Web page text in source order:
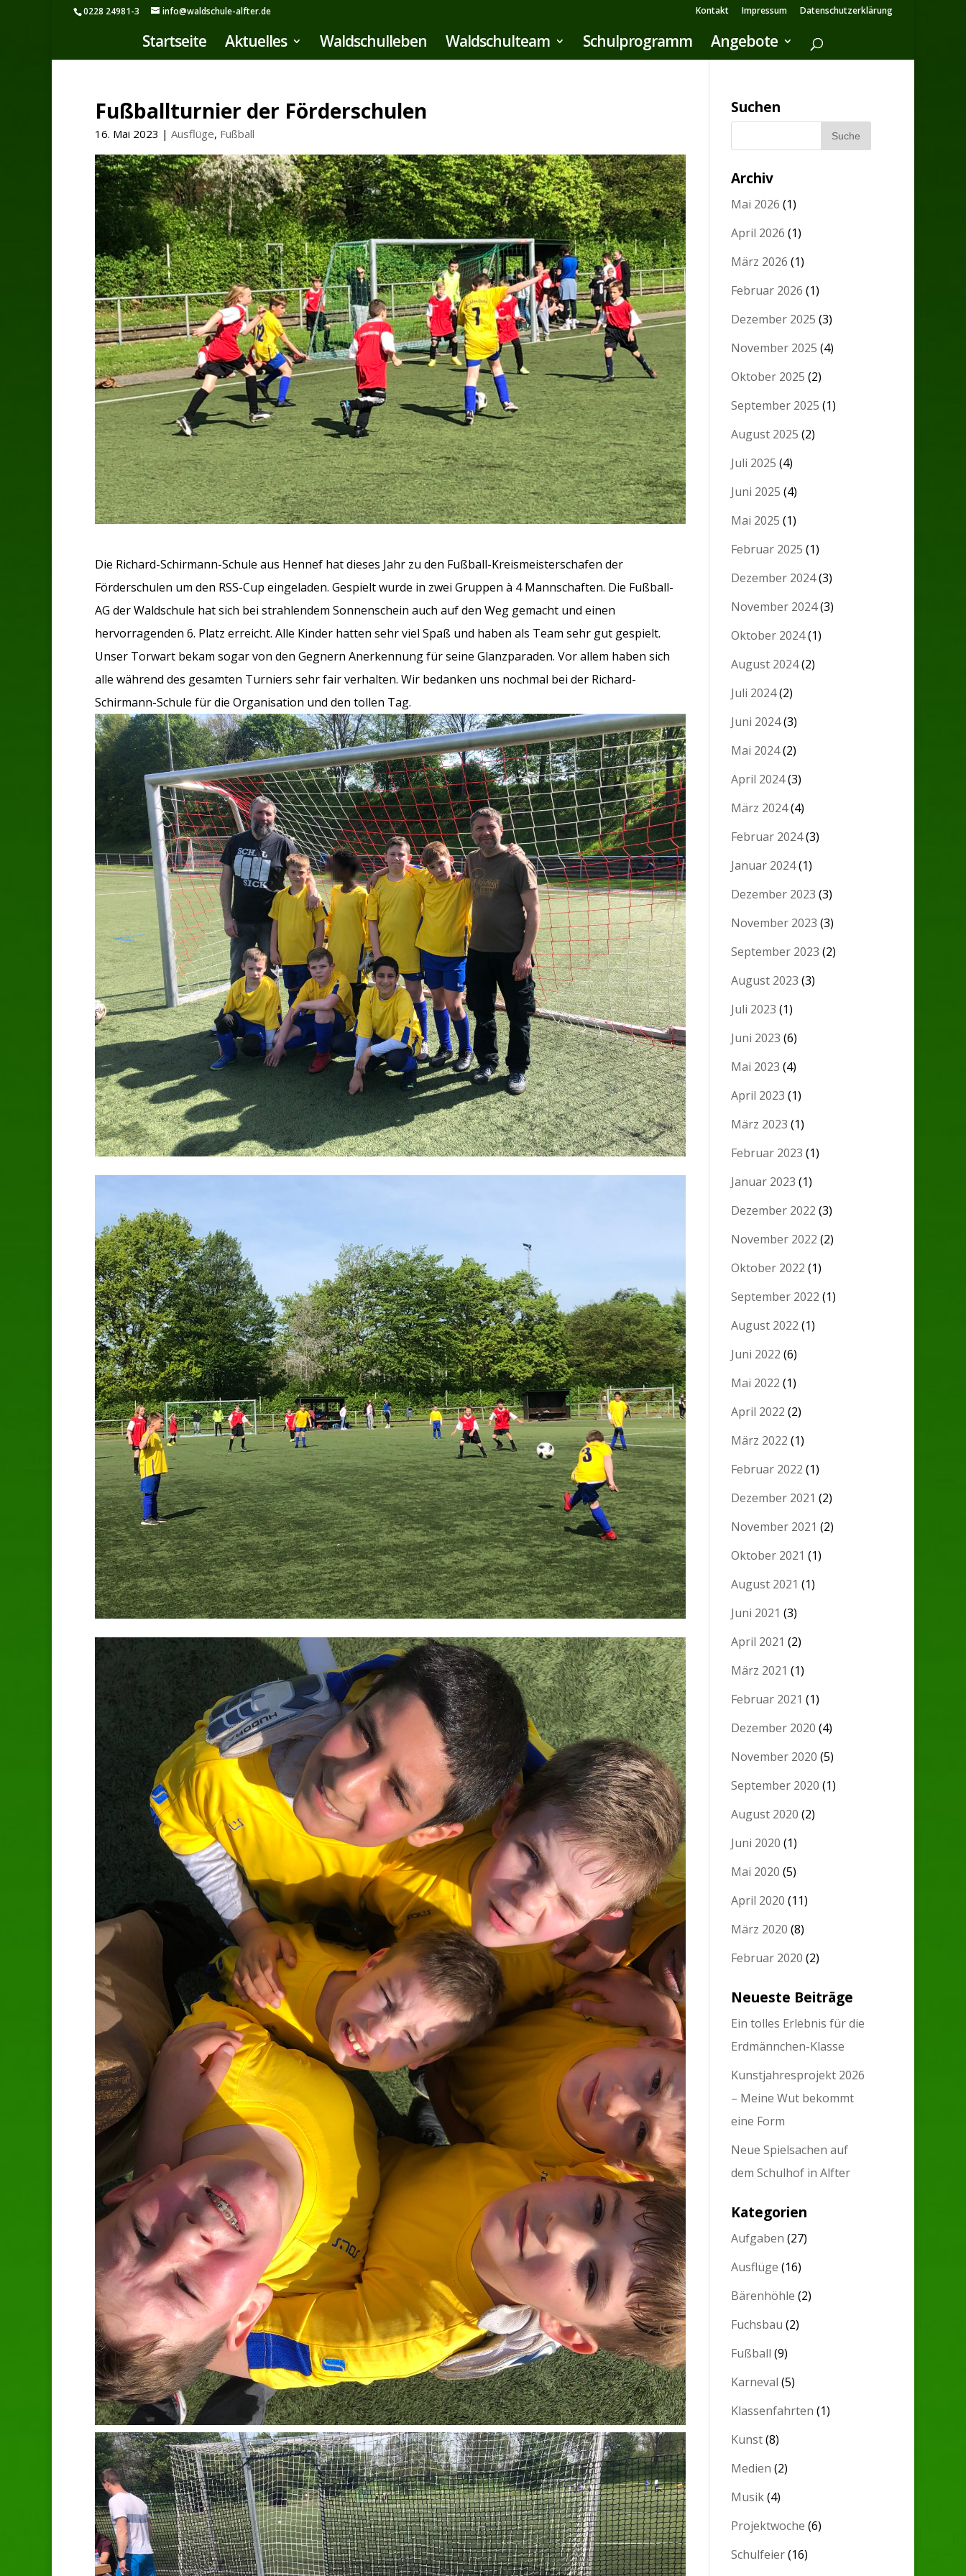
0228 24981-3 info@waldschule-alfter.de Kontakt Impressum Datenschutzerklärung
Startseite Aktuelles Waldschulleben Waldschulteam Schulprogramm Angebote
Fußballturnier der Förderschulen
16. Mai 2023 | Ausflüge, Fußball
Die Richard-Schirmann-Schule aus Hennef hat dieses Jahr zu den Fußball-Kreismeisterschafen der
Förderschulen um den RSS-Cup eingeladen. Gespielt wurde in zwei Gruppen à 4 Mannschaften. Die Fußball-
AG der Waldschule hat sich bei strahlendem Sonnenschein auch auf den Weg gemacht und einen
hervorragenden 6. Platz erreicht. Alle Kinder hatten sehr viel Spaß und haben als Team sehr gut gespielt.
Unser Torwart bekam sogar von den Gegnern Anerkennung für seine Glanzparaden. Vor allem haben sich
alle während des gesamten Turniers sehr fair verhalten. Wir bedanken uns nochmal bei der Richard-
Schirmann-Schule für die Organisation und den tollen Tag.
Suchen
Archiv
Mai 2026 (1)
April 2026 (1)
März 2026 (1)
Februar 2026 (1)
Dezember 2025 (3)
November 2025 (4)
Oktober 2025 (2)
September 2025 (1)
August 2025 (2)
Juli 2025 (4)
Juni 2025 (4)
Mai 2025 (1)
Februar 2025 (1)
Dezember 2024(3)
November 2024(3)
Oktober 2024(1)
August 2024(2)
Juli 2024(2)
Juni 2024(3)
Mai 2024(2)
April 2024(3)
März 2024(4)
Februar 2024(3)
Januar 2024(1)
Dezember 2023 (3)
November 2023 (3)
September 2023 (2)
August 2023 (3)
Juli 2023 (1)
Juni 2023 (6)
Mai 2023 (4)
April 2023 (1)
März 2023 (1)
Februar 2023 (1)
Januar 2023 (1)
Dezember 2022 (3)
November 2022 (2)
Oktober 2022 (1)
September 2022 (1)
August 2022 (1)
Juni 2022 (6)
Mai 2022 (1)
April 2022 (2)
März 2022 (1)
Februar 2022 (1)
Dezember 2021 (2)
November 2021 (2)
Oktober 2021 (1)
August 2021 (1)
Juni 2021 (3)
April 2021 (2)
März 2021 (1)
Februar 2021 (1)
Dezember 2020 (4)
November 2020 (5)
September 2020 (1)
August 2020 (2)
Juni 2020 (1)
Mai 2020 (5)
April 2020 (11)
März 2020 (8)
Februar 2020 (2)
Neueste Beiträge
Ein tolles Erlebnis für die
Erdmännchen-Klasse
Kunstjahresprojekt 2026
– Meine Wut bekommt
eine Form
Neue Spielsachen auf
dem Schulhof in Alfter
Kategorien
Aufgaben (27)
Ausflüge (16)
Bärenhöhle (2)
Fuchsbau (2)
Fußball (9)
Karneval (5)
Klassenfahrten (1)
Kunst(8)
Medien (2)
Musik(4)
Projektwoche (6)
Schulfeier(16)